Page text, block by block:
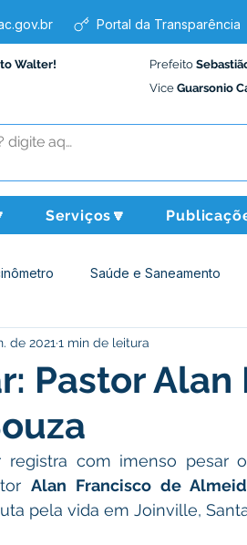
Portal da Transparência
Walter! Prefeito
Vice Guarsonio
Serviços🔽
Saúde e Saneamento
Desporto Cultura e Lazer
Nota de Pesar
Convênios e Parcerias
Pastor Alan
de 2021 1 min de leitura
registra com imenso pesar
Alan Francisco de
pela vida em Joinville,